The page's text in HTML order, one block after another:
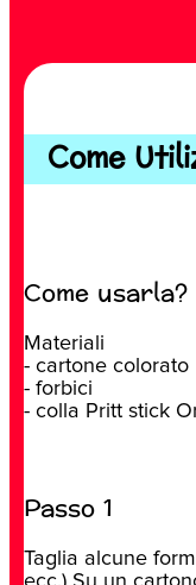
Come
Come usarla?
Materiali
- cartone colorato
- forbici
- colla Pritt stick
Passo 1
Taglia alcune